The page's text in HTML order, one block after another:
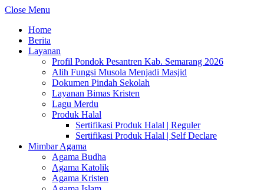
Close Menu
Home
Berita
Layanan
Profil Pondok Pesantren Kab. Semarang 2026
Alih Fungsi Musola Menjadi Masjid
Dokumen Pindah Sekolah
Layanan Bimas Kristen
Lagu Merdu
Produk Halal
Sertifikasi Produk Halal | Reguler
Sertifikasi Produk Halal | Self Declare
Mimbar Agama
Agama Budha
Agama Katolik
Agama Kristen